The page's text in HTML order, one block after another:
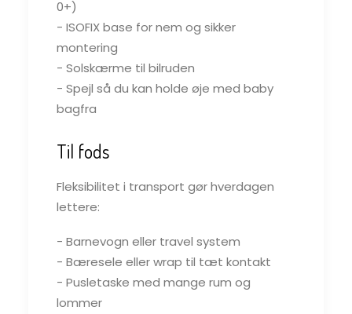
0+)
- ISOFIX base for nem og sikker
montering
- Solskærme til bilruden
- Spejl så du kan holde øje med baby
bagfra
Til fods
Fleksibilitet i transport gør hverdagen
lettere:
- Barnevogn eller travel system
- Bæresele eller wrap til tæt kontakt
- Pusletaske med mange rum og
lommer